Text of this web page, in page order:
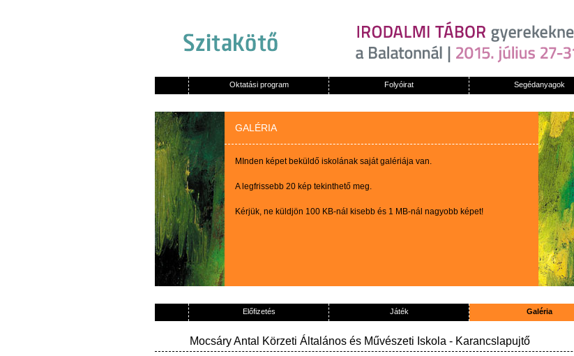
Oktatási program Folyóirat Segédanyagok
GALÉRIA
MInden képet beküldő iskolának saját galériája van.
A legfrissebb 20 kép tekinthető meg.
Kérjük, ne küldjön 100 KB-nál kisebb és 1 MB-nál nagyobb képet!
Előfizetés Játék Galéria
Mocsáry Antal Körzeti Általános és Művészeti Iskola - Karancslapujtő